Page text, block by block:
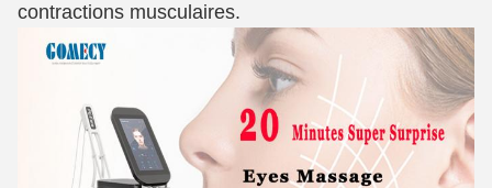
contractions musculaires.